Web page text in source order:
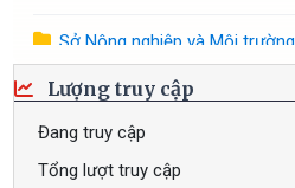
Sở Nông nghiệp và Môi trường
Sở Nội vụ
Sở Ngoại vụ
Lượng truy cập
Đang truy cập
Tổng lượt truy cập